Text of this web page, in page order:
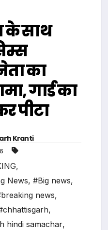
के साथ
का
गार्ड का
पीटा
Kranti
,
News, #Big news,
news,
,
hindi samachar,